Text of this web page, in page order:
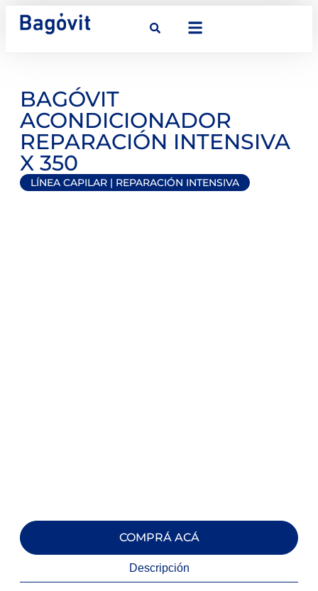
BAGÓVIT
ACONDICIONADOR
REPARACIÓN INTENSIVA
X 350
LÍNEA CAPILAR | REPARACIÓN INTENSIVA
COMPRÁ ACÁ
Descripción